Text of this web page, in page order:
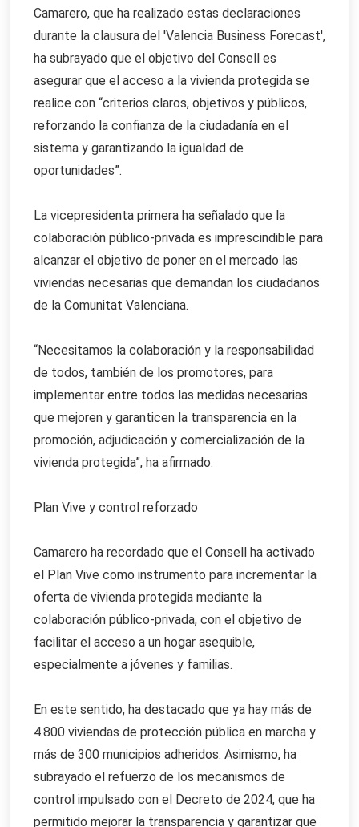
Camarero, que ha realizado estas declaraciones
durante la clausura del 'Valencia Business Forecast',
ha subrayado que el objetivo del Consell es
asegurar que el acceso a la vivienda protegida se
realice con “criterios claros, objetivos y públicos,
reforzando la confianza de la ciudadanía en el
sistema y garantizando la igualdad de
oportunidades”.
La vicepresidenta primera ha señalado que la
colaboración público-privada es imprescindible para
alcanzar el objetivo de poner en el mercado las
viviendas necesarias que demandan los ciudadanos
de la Comunitat Valenciana.
“Necesitamos la colaboración y la responsabilidad
de todos, también de los promotores, para
implementar entre todos las medidas necesarias
que mejoren y garanticen la transparencia en la
promoción, adjudicación y comercialización de la
vivienda protegida”, ha afirmado.
Plan Vive y control reforzado
Camarero ha recordado que el Consell ha activado
el Plan Vive como instrumento para incrementar la
oferta de vivienda protegida mediante la
colaboración público-privada, con el objetivo de
facilitar el acceso a un hogar asequible,
especialmente a jóvenes y familias.
En este sentido, ha destacado que ya hay más de
4.800 viviendas de protección pública en marcha y
más de 300 municipios adheridos. Asimismo, ha
subrayado el refuerzo de los mecanismos de
control impulsado con el Decreto de 2024, que ha
permitido mejorar la transparencia y garantizar que